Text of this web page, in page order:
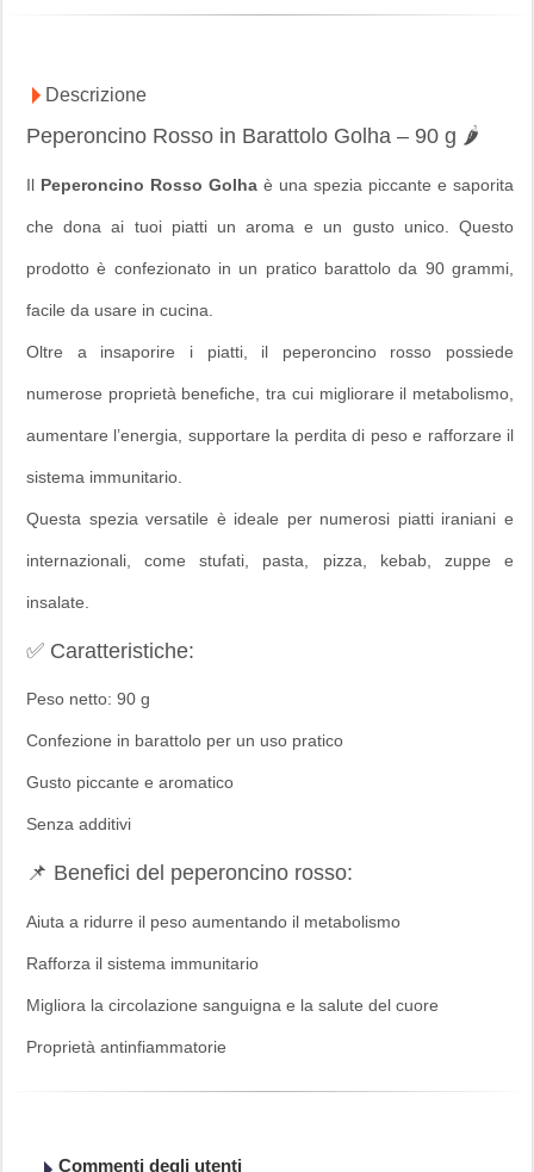
Descrizione
Peperoncino Rosso in Barattolo Golha – 90 g 🌶️
Il Peperoncino Rosso Golha è una spezia piccante e saporita
che dona ai tuoi piatti un aroma e un gusto unico. Questo
prodotto è confezionato in un pratico barattolo da 90 grammi,
facile da usare in cucina.
Oltre a insaporire i piatti, il peperoncino rosso possiede
numerose proprietà benefiche, tra cui migliorare il metabolismo,
aumentare l’energia, supportare la perdita di peso e rafforzare il
sistema immunitario.
Questa spezia versatile è ideale per numerosi piatti iraniani e
internazionali, come stufati, pasta, pizza, kebab, zuppe e
insalate.
✅ Caratteristiche:
Peso netto: 90 g
Confezione in barattolo per un uso pratico
Gusto piccante e aromatico
Senza additivi
📌 Benefici del peperoncino rosso:
Aiuta a ridurre il peso aumentando il metabolismo
Rafforza il sistema immunitario
Migliora la circolazione sanguigna e la salute del cuore
Proprietà antinfiammatorie
Commenti degli utenti